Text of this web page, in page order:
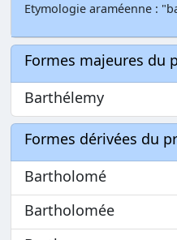
Etymologie araméenne :
Formes majeures du
Barthélemy
Formes dérivées du
Bartholomé
Bartholomée